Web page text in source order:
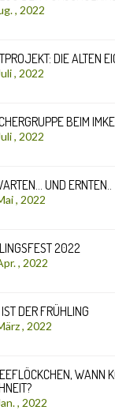
, 2022
DIE ALTEN
, 2022
BEIM
, 2022
UND ERNTEN..
, 2022
2022
, 2022
DER FRÜHLING
, 2022
WANN
, 2022